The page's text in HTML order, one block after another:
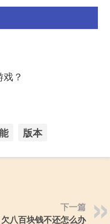
？
版本
下一篇
欠八百块钱不还怎么办